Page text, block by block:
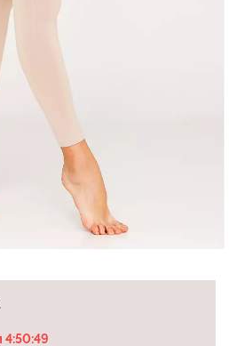
4:50:49
Велосипедки з високою
384 грн.